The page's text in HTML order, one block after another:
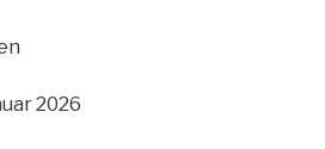
2026